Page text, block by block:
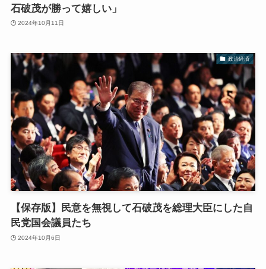
石破茂が勝って嬉しい」
2024年10月11日
政治経済
【保存版】民意を無視して石破茂を総理大臣にした自
民党国会議員たち
2024年10月6日